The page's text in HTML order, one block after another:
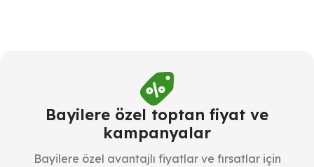
Bayilere özel toptan fiyat ve
kampanyalar
Bayilere özel avantajlı fiyatlar ve fırsatlar için